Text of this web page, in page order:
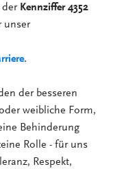
der Kennziffer 4352
unser
.
der besseren
weibliche Form,
Behinderung
Rolle - für uns
Respekt,